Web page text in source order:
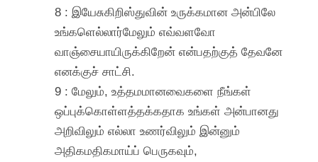
8 : இயேசுகிறிஸ்துவின் உருக்கமான அன்பிலே
உங்களெல்லார்மேலும் எவ்வளவோ
வாஞ்சையாயிருக்கிறேன் என்பதற்குத் தேவனே
எனக்குச் சாட்சி.
9 : மேலும், உத்தமமானவைகளை நீங்கள்
ஒப்புக்கொள்ளத்தக்கதாக உங்கள் அன்பானது
அறிவிலும் எல்லா உணர்விலும் இன்னும்
அதிகமதிகமாய்ப் பெருகவும்,